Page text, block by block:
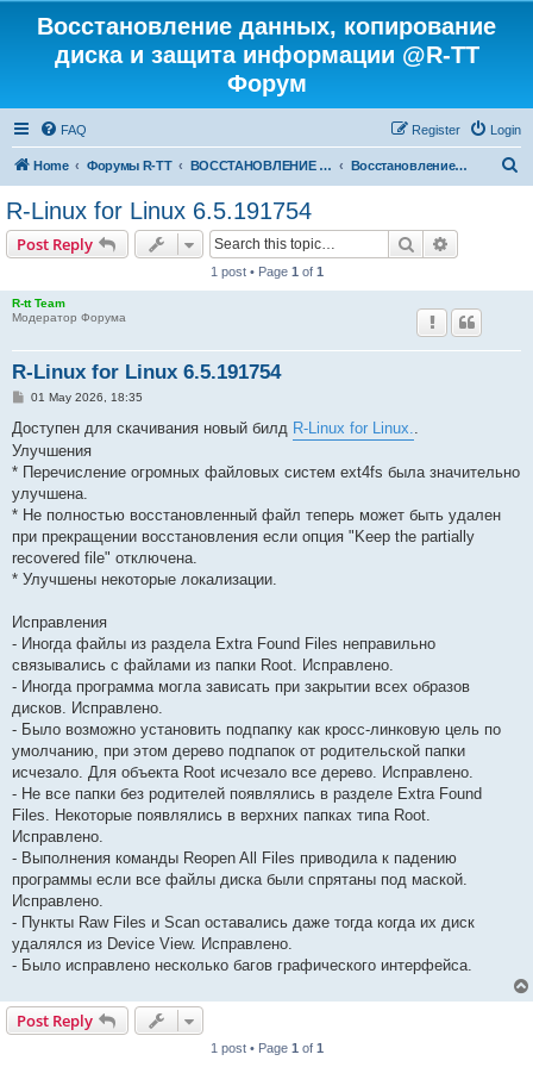
Восстановление данных, копирование
диска и защита информации @R-TT
Форум
FAQ Login
Register
Home Форумы R-TT ВОССТАНОВЛЕНИЕ ДАННЫХ И УДАЛЕННЫХ ФАЙЛОВ Восстановление Удаленных Файлов
R-Linux for Linux 6.5.191754
Post Reply Search
1 post • Page 1 of 1
R-tt Team
Модератор Форума
R-Linux for Linux 6.5.191754
P
s
01 May 2026, 18:35
Доступен для скачивания новый билд R-Linux for Linux..
Улучшения
* Перечисление огромных файловых систем ext4fs была значительно
улучшена.
* Не полностью восстановленный файл теперь может быть удален
при прекращении восстановления если опция "Keep the partially
recovered file" отключена.
* Улучшены некоторые локализации.
Исправления
- Иногда файлы из раздела Extra Found Files неправильно
связывались с файлами из папки Root. Исправлено.
- Иногда программа могла зависать при закрытии всех образов
дисков. Исправлено.
- Было возможно установить подпапку как кросс-линковую цель по
умолчанию, при этом дерево подпапок от родительской папки
исчезало. Для объекта Root исчезало все дерево. Исправлено.
- Не все папки без родителей появлялись в разделе Extra Found
Files. Некоторые появлялись в верхних папках типа Root.
Исправлено.
- Выполнения команды Reopen All Files приводила к падению
программы если все файлы диска были спрятаны под маской.
Исправлено.
- Пункты Raw Files и Scan оставались даже тогда когда их диск
удалялся из Device View. Исправлено.
- Было исправлено несколько багов графического интерфейса.
Post Reply
1 post • Page 1 of 1